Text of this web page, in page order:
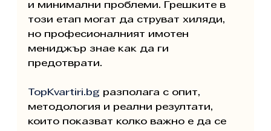
и минимални проблеми. Грешките в
този етап могат да струват хиляди,
но професионалният имотен
мениджър знае как да ги
предотврати.
TopKvartiri.bg разполага с опит,
методология и реални резултати,
които показват колко важно е да се